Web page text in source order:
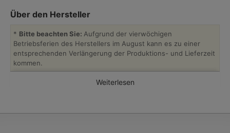
Über den Hersteller
* Bitte beachten Sie: Aufgrund der vierwöchigen
Betriebsferien des Herstellers im August kann es zu einer
entsprechenden Verlängerung der Produktions- und Lieferzeit
kommen.
ist ein kleines Leuchten-Atelier in der französischen
Glanzstücken verschrieben hat. Besondere Meisterschaft
Weiterlesen